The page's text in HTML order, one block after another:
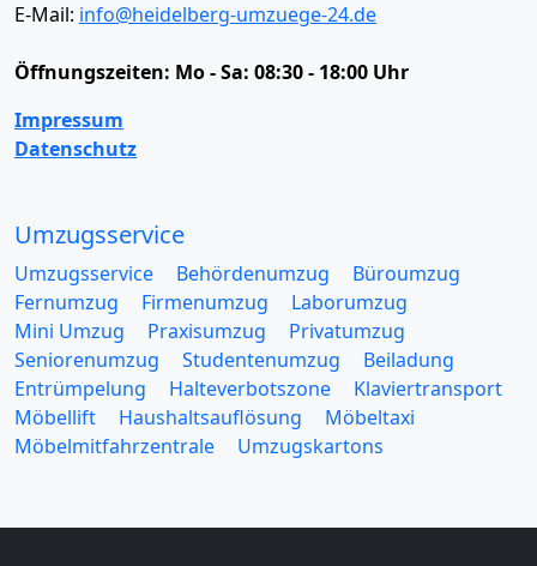
E-Mail: info@heidelberg-umzuege-24.de
Öffnungszeiten: Mo - Sa: 08:30 - 18:00 Uhr
Impressum
Datenschutz
Umzugsservice
Umzugsservice Behördenumzug
Büroumzug
Fernumzug
Firmenumzug
Laborumzug
Mini Umzug
Praxisumzug
Privatumzug
Seniorenumzug
Studentenumzug
Beiladung
Entrümpelung
Halteverbotszone
Klaviertransport
Möbellift
Haushaltsauflösung
Möbeltaxi
Möbelmitfahrzentrale
Umzugskartons